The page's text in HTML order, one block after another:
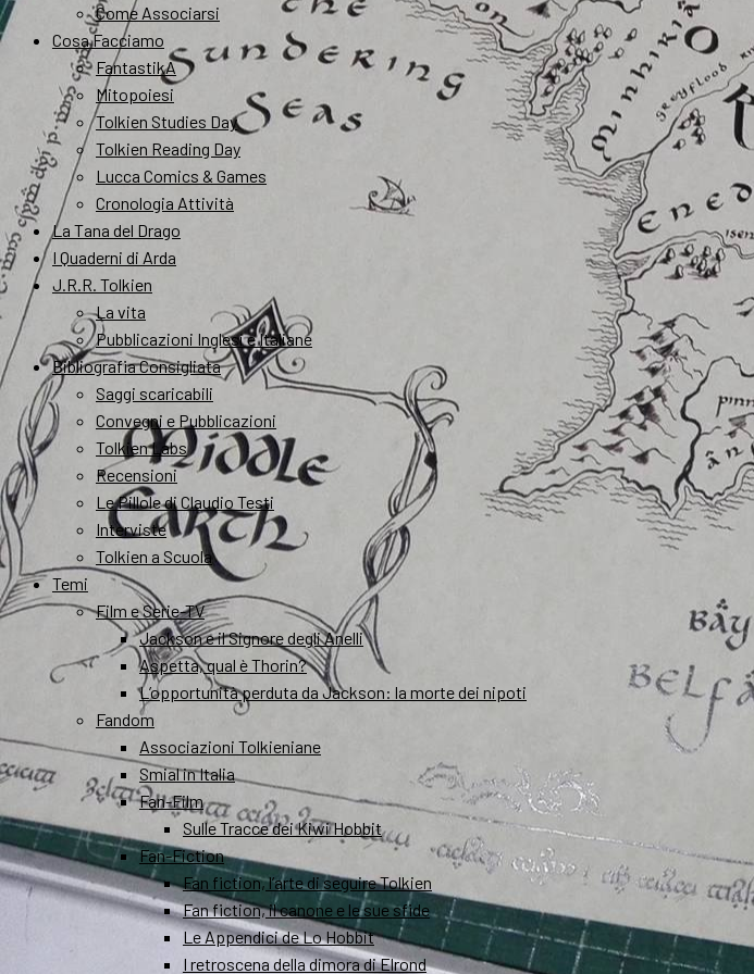
Come Associarsi
Cosa Facciamo
FantastikA
Mitopoiesi
Tolkien Studies Day
Tolkien Reading Day
Lucca Comics & Games
Cronologia Attività
La Tana del Drago
I Quaderni di Arda
J.R.R. Tolkien
La vita
Pubblicazioni Inglesi e Italiane
Bibliografia Consigliata
Saggi scaricabili
Convegni e Pubblicazioni
Tolkien Labs
Recensioni
Le Pillole di Claudio Testi
Interviste
Tolkien a Scuola
Temi
Film e Serie-TV
Jackson e il Signore degli Anelli
Aspetta, qual è Thorin?
L’opportunità perduta da Jackson: la morte dei nipoti
Fandom
Associazioni Tolkieniane
Smial in Italia
Fan-Film
Sulle Tracce dei Kiwi Hobbit
Fan-Fiction
Fan fiction, l’arte di seguire Tolkien
Fan fiction, il canone e le sue sfide
Le Appendici de Lo Hobbit
I retroscena della dimora di Elrond